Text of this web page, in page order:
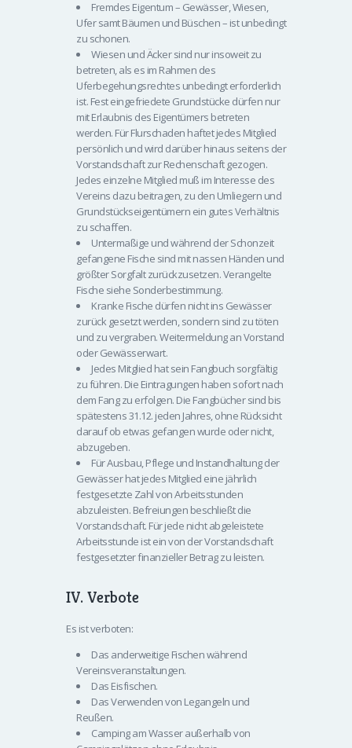
Fremdes Eigentum – Gewässer, Wiesen,
Ufer samt Bäumen und Büschen – ist unbedingt
zu schonen.
Wiesen und Äcker sind nur insoweit zu
betreten, als es im Rahmen des
Uferbegehungsrechtes unbedingt erforderlich
ist. Fest eingefriedete Grundstücke dürfen nur
mit Erlaubnis des Eigentümers betreten
werden. Für Flurschaden haftet jedes Mitglied
persönlich und wird darüber hinaus seitens der
Vorstandschaft zur Rechenschaft gezogen.
Jedes einzelne Mitglied muß im Interesse des
Vereins dazu beitragen, zu den Umliegern und
Grundstückseigentümern ein gutes Verhältnis
zu schaffen.
Untermaßige und während der Schonzeit
gefangene Fische sind mit nassen Händen und
größter Sorgfalt zurückzusetzen. Verangelte
Fische siehe Sonderbestimmung.
Kranke Fische dürfen nicht ins Gewässer
zurück gesetzt werden, sondern sind zu töten
und zu vergraben. Weitermeldung an Vorstand
oder Gewässerwart.
Jedes Mitglied hat sein Fangbuch sorgfältig
zu führen. Die Eintragungen haben sofort nach
dem Fang zu erfolgen. Die Fangbücher sind bis
spätestens 31.12. jeden Jahres, ohne Rücksicht
darauf ob etwas gefangen wurde oder nicht,
abzugeben.
Für Ausbau, Pflege und Instandhaltung der
Gewässer hat jedes Mitglied eine jährlich
festgesetzte Zahl von Arbeitsstunden
abzuleisten. Befreiungen beschließt die
Vorstandschaft. Für jede nicht abgeleistete
Arbeitsstunde ist ein von der Vorstandschaft
festgesetzter finanzieller Betrag zu leisten.
IV. Verbote
Es ist verboten:
Das anderweitige Fischen während
Vereinsveranstaltungen.
Das Eisfischen.
Das Verwenden von Legangeln und
Reußen.
Camping am Wasser außerhalb von